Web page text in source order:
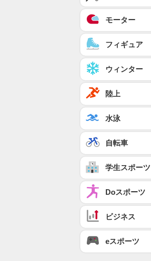
モーター
フィギュア
ウィンター
陸上
水泳
自転車
学生スポーツ
Doスポーツ
ビジネス
eスポーツ